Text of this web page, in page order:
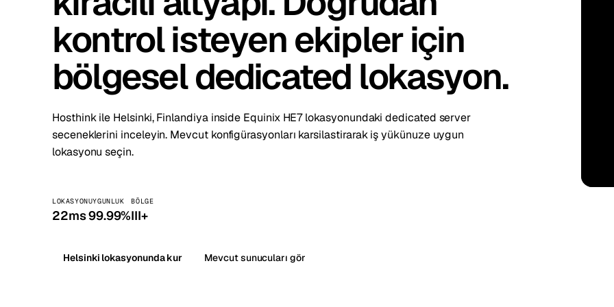
Stockholm İsveç
Warsaw Polonya
kontrol isteyen ekipler için
bölgesel dedicated lokasyon.
Hosthink ile Helsinki, Finlandiya inside Equinix HE7 lokasyonundaki dedicated server
seceneklerini inceleyin. Mevcut konfigürasyonları karsilastirarak iş yükünuze uygun
lokasyonu seçin.
LOKASYON
22ms
UYGUNLUK
99.99%
BÖLGE
III+
Helsinki lokasyonunda kur Mevcut sunucuları gör